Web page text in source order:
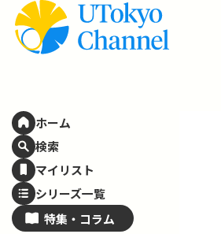
ホーム
検索
マイリスト
シリーズ一覧
特集・ コラム